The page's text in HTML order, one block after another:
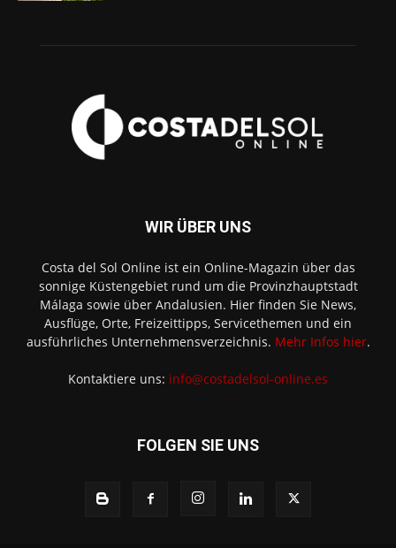
WIR ÜBER UNS
Costa del Sol Online ist ein Online-Magazin über das
sonnige Küstengebiet rund um die Provinzhauptstadt
Málaga sowie über Andalusien. Hier finden Sie News,
Ausflüge, Orte, Freizeittipps, Servicethemen und ein
ausführliches Unternehmensverzeichnis. Mehr Infos hier.
Kontaktiere uns: info@costadelsol-online.es
FOLGEN SIE UNS